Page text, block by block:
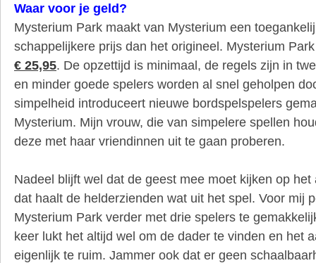
Waar voor je geld?
Mysterium Park maakt van Mysterium een
schappelijkere prijs dan het origineel. Mysterium
€ 25,95. De opzettijd is minimaal, de regels zijn in
en minder goede spelers worden al snel geholpen
simpelheid introduceert nieuwe bordspelspelers
Mysterium. Mijn vrouw, die van simpelere spellen
deze met haar vriendinnen uit te gaan proberen.
Nadeel blijft wel dat de geest mee moet kijken op
dat haalt de helderzienden wat uit het spel. Voor mij
Mysterium Park verder met drie spelers te
keer lukt het altijd wel om de dader te vinden en het
eigenlijk te ruim. Jammer ook dat er geen